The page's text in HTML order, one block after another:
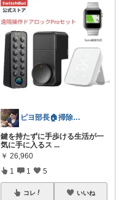
ピヨ部長🏠掃除好きパパの賢いリフォーム
鍵を持たずに手歩ける生活が一
気に手に入るス ...
￥ 26,960
1 1 5
コレ いいね